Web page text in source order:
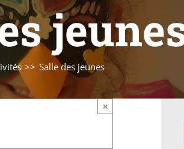
Salle des jeunes
×